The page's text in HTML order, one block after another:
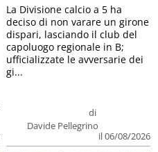
di
Davide Pellegrino
il 06/08/2026
La Divisione calcio a 5 ha
deciso di non varare un girone
dispari, lasciando il club del
capoluogo regionale in B;
ufficializzate le avversarie dei
gi...